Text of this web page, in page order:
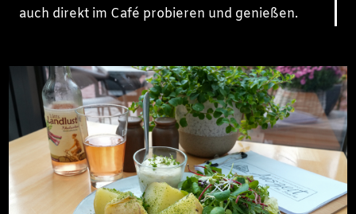
auch direkt im Café probieren und genießen.